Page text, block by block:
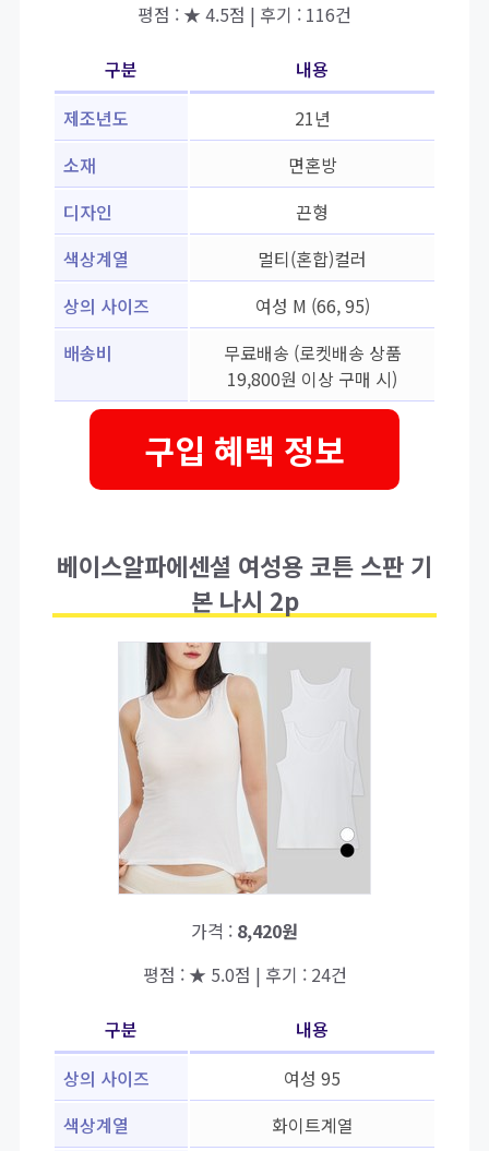
평점 : ★ 4.5점 | 후기 : 116건
구분
내용
제조년도
21년
소재
면혼방
디자인
끈형
색상계열
멀티(혼합)컬러
상의 사이즈
여성 M (66, 95)
배송비
무료배송 (로켓배송 상품
19,800원 이상 구매 시)
구입 혜택 정보
베이스알파에센셜 여성용 코튼 스판 기
본 나시 2p
가격 : 8,420원
평점 : ★ 5.0점 | 후기 : 24건
구분
내용
상의 사이즈
여성 95
색상계열
화이트계열